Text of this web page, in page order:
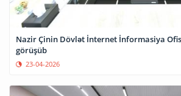
Nazir Çinin Dövlət İnternet İnformasiya
görüşüb
23-04-2026